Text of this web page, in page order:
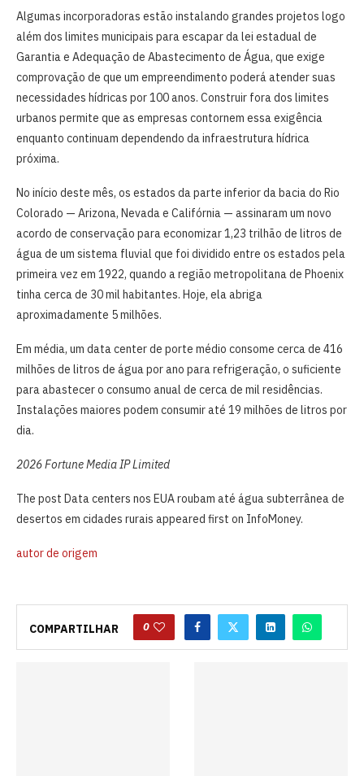
Algumas incorporadoras estão instalando grandes projetos logo
além dos limites municipais para escapar da lei estadual de
Garantia e Adequação de Abastecimento de Água, que exige
comprovação de que um empreendimento poderá atender suas
necessidades hídricas por 100 anos. Construir fora dos limites
urbanos permite que as empresas contornem essa exigência
enquanto continuam dependendo da infraestrutura hídrica
próxima.
No início deste mês, os estados da parte inferior da bacia do Rio
Colorado — Arizona, Nevada e Califórnia — assinaram um novo
acordo de conservação para economizar 1,23 trilhão de litros de
água de um sistema fluvial que foi dividido entre os estados pela
primeira vez em 1922, quando a região metropolitana de Phoenix
tinha cerca de 30 mil habitantes. Hoje, ela abriga
aproximadamente 5 milhões.
Em média, um data center de porte médio consome cerca de 416
milhões de litros de água por ano para refrigeração, o suficiente
para abastecer o consumo anual de cerca de mil residências.
Instalações maiores podem consumir até 19 milhões de litros por
dia.
2026 Fortune Media IP Limited
The post Data centers nos EUA roubam até água subterrânea de
desertos em cidades rurais appeared first on InfoMoney.
autor de origem
COMPARTILHAR 0